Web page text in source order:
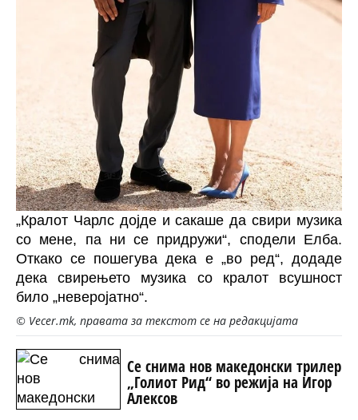
„Кралот Чарлс дојде и сакаше да свири музика
со мене, па ни се придружи“, сподели Елба.
Откако се пошегува дека е „во ред“, додаде
дека свирењето музика со кралот всушност
било „неверојатно“.
© Vecer.mk, правата за текстот се на редакцијата
Се снима нов македонски трилер
„Голиот Рид“ во режија на Игор
Алексов